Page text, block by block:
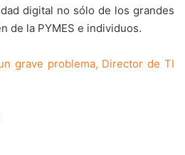
digital no sólo de los grandes
de la PYMES e individuos.
grave problema, Director de TI